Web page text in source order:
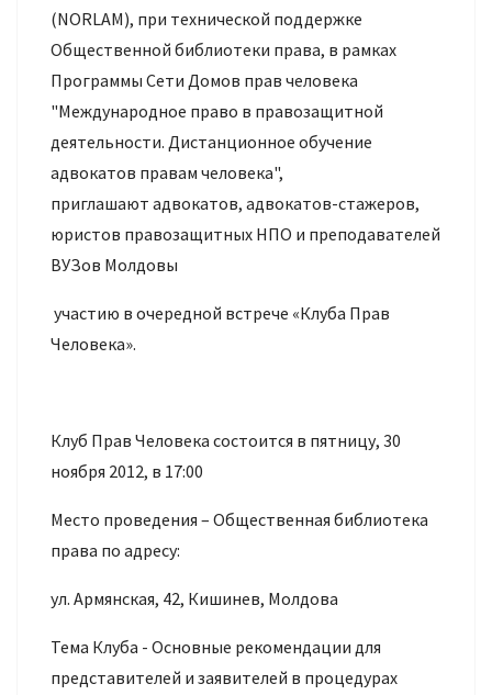
(NORLAM), при технической поддержке
Общественной библиотеки права, в рамках
Программы Сети Домов прав человека
"Международное право в правозащитной
деятельности. Дистанционное обучение
адвокатов правам человека",
приглашают адвокатов, адвокатов-стажеров,
юристов правозащитных НПО и преподавателей
ВУЗов Молдовы
участию в очередной встрече «Клуба Прав
Человека».
Клуб Прав Человека состоится в пятницу, 30
ноября 2012, в 17:00
Место проведения – Общественная библиотека
права по адресу:
ул. Армянская, 42, Кишинев, Молдова
Тема Клуба - Основные рекомендации для
представителей и заявителей в процедурах